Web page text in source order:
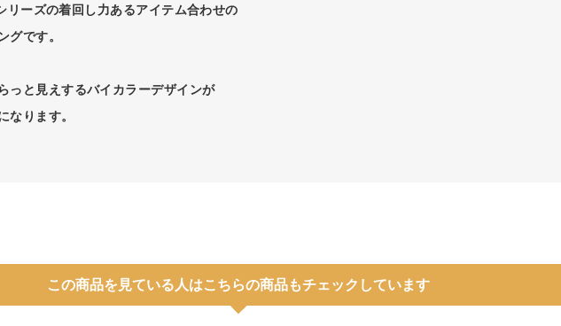
リーズの着回し力あるアイテム合わせの
グです。
っと見えするバイカラーデザインが
なります。
この商品を見ている人はこちらの商品もチェックしています